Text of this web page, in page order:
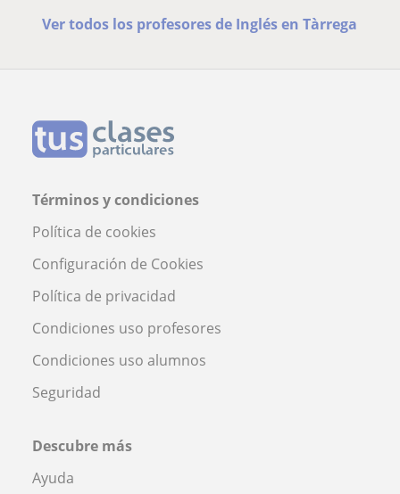
Ver todos los profesores de Inglés en Tàrrega
Términos y condiciones
Política de cookies
Configuración de Cookies
Política de privacidad
Condiciones uso profesores
Condiciones uso alumnos
Seguridad
Descubre más
Ayuda